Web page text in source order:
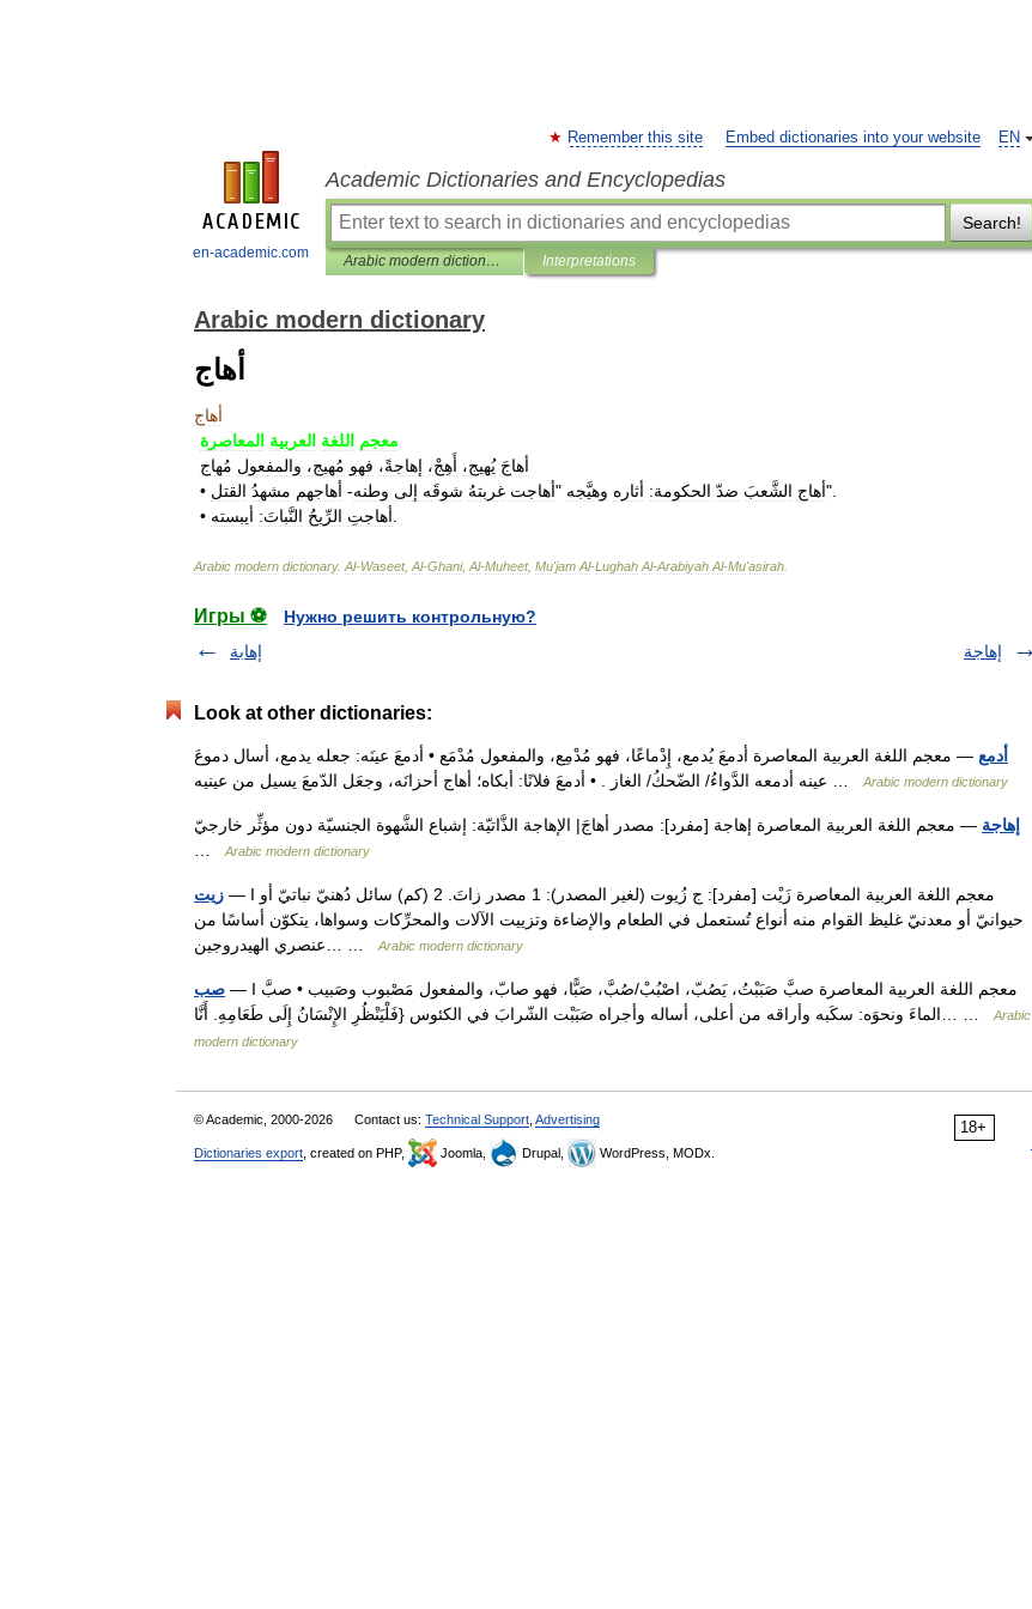
en-academic.com
EN
Remember this site Embed dictionaries into your website
Academic Dictionaries and Encyclopedias
Search!
Arabic modern dictionary Interpretations
Arabic modern dictionary
أهاج
أهاج
معجم اللغة العربية المعاصرة
أهاجَ يُهيج، أَهِجْ، إهاجةً، فهو مُهيج، والمفعول مُهاج
•
أهاج الشَّعبَ ضدّ الحكومة: أثاره وهيَّجه "أهاجت غربتهُ شوقَه إلى وطنه- أهاجهم مشهدُ القتل
".
•
أهاجتِ الرِّيحُ النَّباتَ: أيبسته
Arabic modern dictionary. Al-Waseet, Al-Ghani, Al-Muheet, Mu'jam Al-Lughah Al-Arabiyah Al-Mu'asirah
Игры ⚽
Нужно решить контрольную?
إهابة
إهاجة
Look at other dictionaries:
أدمع — معجم اللغة العربية المعاصرة أدمعَ يُدمع، إِدْماعًا، فهو مُدْمِع، والمفعول مُدْمَع • أدمعَ عينَه: جعله يدمع، أسال دموعَ
Arabic modern dictionary
إهاجة — معجم اللغة العربية المعاصرة إهاجة [مفرد]: مصدر أهاجَ| الإهاجة الذَّاتيّة: إشباع الشَّهوة الجنسيّة دون مؤثِّر خارجيّ
Arabic modern dictionary
زيت — I معجم اللغة العربية المعاصرة زَيْت [مفرد]: ج زُيوت (لغير المصدر): 1 مصدر زاتَ. 2 (كم) سائل دُهنيّ نباتيّ أو
حيوانيّ أو معدنيّ غليظ القوام منه أنواع تُستعمل في الطعام والإضاءة وتزييت الآلات والمحرِّكات وسواها، يتكوّن أساسًا من
Arabic modern dictionary
صب — I معجم اللغة العربية المعاصرة صبَّ صَبَبْتُ، يَصُبّ، اصْبُبْ/صُبَّ، صَبًّا، فهو صابّ، والمفعول مَصْبوب وصَبيب • صبَّ
Arabic
modern dictionary
18+
© Academic, 2000-2026 Contact us: Technical Support Advertising
Dictionaries export , created on PHP, Joomla, Drupal, WordPress, MODx.